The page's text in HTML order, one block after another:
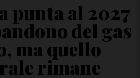
punta al 2027
del gas
ma quello
rimane